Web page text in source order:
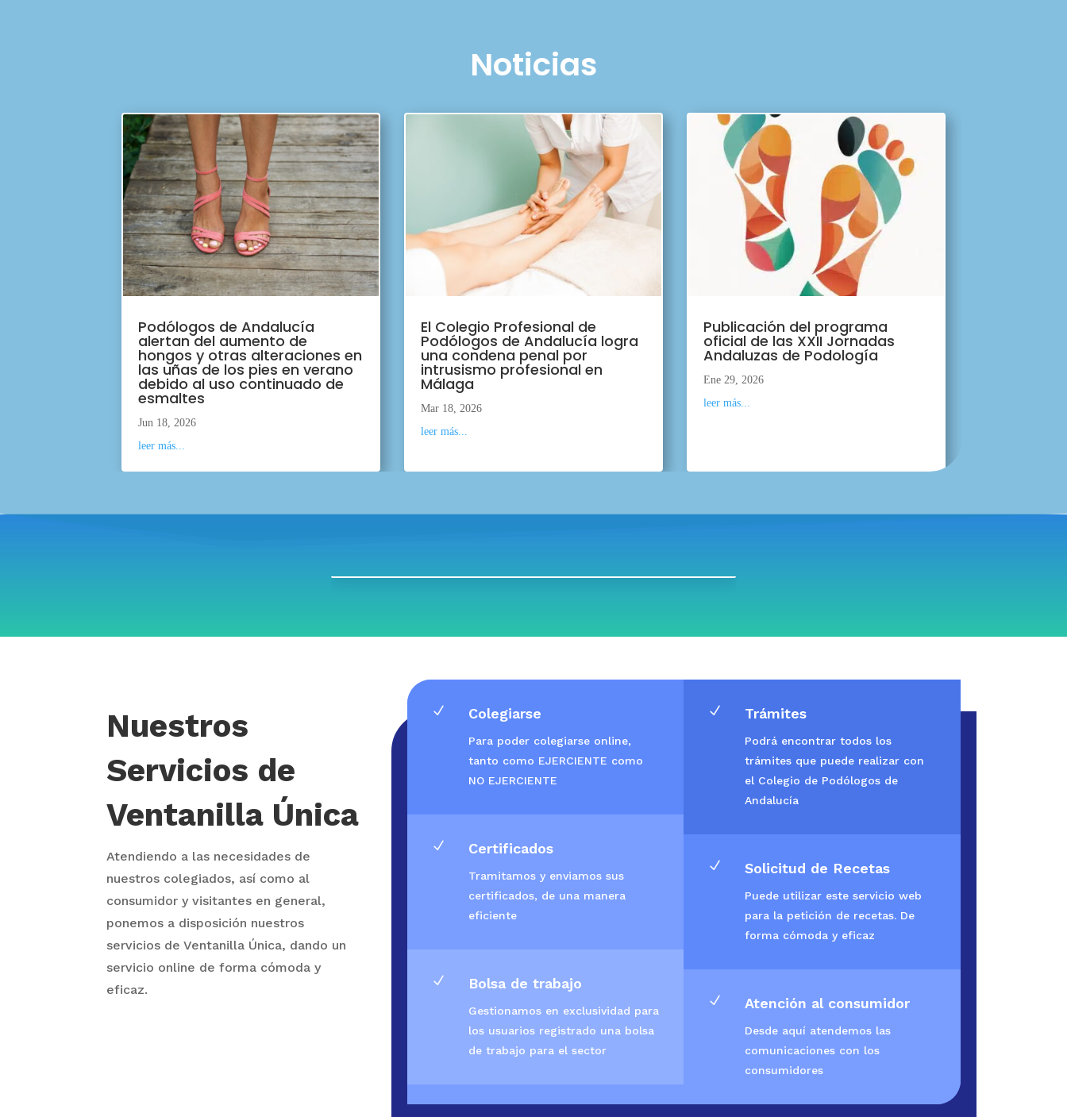
Noticias
Podólogos de Andalucía
alertan del aumento de
hongos y otras alteraciones en
las uñas de los pies en verano
debido al uso continuado de
esmaltes
Jun 18, 2026
leer más...
El Colegio Profesional de
Podólogos de Andalucía logra
una condena penal por
intrusismo profesional en
Málaga
Mar 18, 2026
leer más...
Publicación del programa
oficial de las XXII Jornadas
Andaluzas de Podología
Ene 29, 2026
leer más...
Nuestros
Servicios de
Ventanilla Única
Atendiendo a las necesidades de
nuestros colegiados, así como al
consumidor y visitantes en general,
ponemos a disposición nuestros
servicios de Ventanilla Única, dando un
servicio online de forma cómoda y
eficaz.
N Colegiarse
Para poder colegiarse online,
tanto como EJERCIENTE como
NO EJERCIENTE
N Certificados
Tramitamos y enviamos sus
certificados, de una manera
eficiente
N Bolsa de trabajo
Gestionamos en exclusividad para
los usuarios registrado una bolsa
de trabajo para el sector
N Trámites
Podrá encontrar todos los
trámites que puede realizar con
el Colegio de Podólogos de
Andalucía
N Solicitud de Recetas
Puede utilizar este servicio web
para la petición de recetas. De
forma cómoda y eficaz
N Atención al consumidor
Desde aquí atendemos las
comunicaciones con los
consumidores